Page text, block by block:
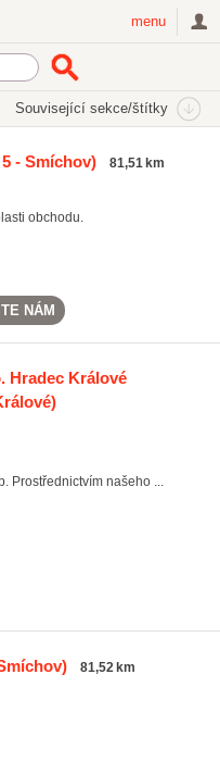
menu
Související sekce/štítky
- Smíchov) 81,51 km
obchodu.
NÁM
Hradec Králové
Prostřednictvím našeho ...
81,52 km